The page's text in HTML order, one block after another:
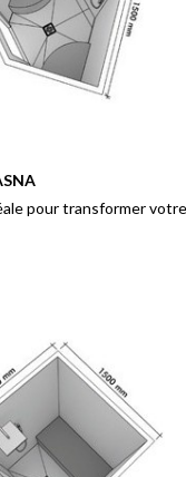
pour transformer votre